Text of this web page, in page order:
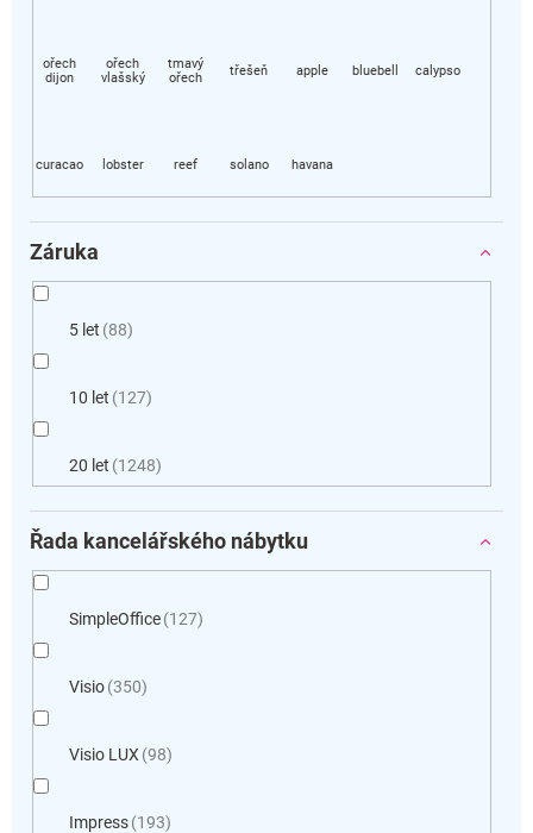
Záruka
5 let 88
10 let 127
20 let 1248
Řada kancelářského nábytku
SimpleOffice 127
Visio 350
Visio LUX 98
Impress 193